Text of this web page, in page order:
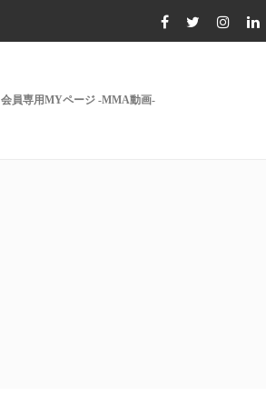
会員専用MYページ -MMA動画-